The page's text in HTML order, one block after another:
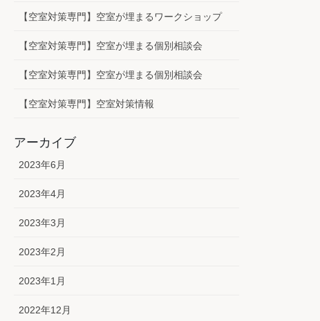
【空室対策専門】空室が埋まるワークショップ
【空室対策専門】空室が埋まる個別相談会
【空室対策専門】空室が埋まる個別相談会
【空室対策専門】空室対策情報
アーカイブ
2023年6月
2023年4月
2023年3月
2023年2月
2023年1月
2022年12月